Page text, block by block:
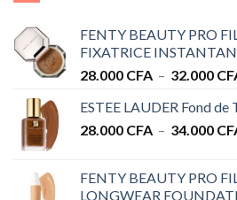
FENTY BEAUTY PRO
FIXATRICE
28.000 CFA – 32.000
ESTEE LAUDER Fond
28.000 CFA – 34.000
FENTY BEAUTY PRO
LONGWEAR